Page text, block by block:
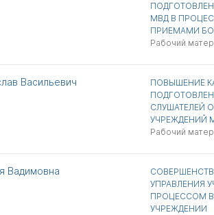
МВД В
ПРИЕМАМИ
Рабочий
Васильевич
ПОВЫШЕНИЕ
СЛУШАТЕЛЕЙ
УЧРЕЖДЕНИЙ
Рабочий
Вадимовна
УПРАВЛЕНИЯ
ПРОЦЕССОМ
УЧРЕЖДЕНИИ